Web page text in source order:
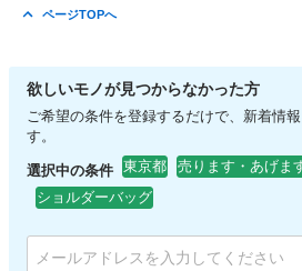
ページTOPへ
欲しいモノが見つからなかった方
ご希望の条件を登録するだけで、新着情
す。
選択中の条件 東京都 売ります・あげま
ショルダーバッグ